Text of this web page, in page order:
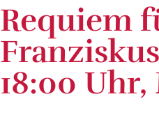
Requiem
18:00